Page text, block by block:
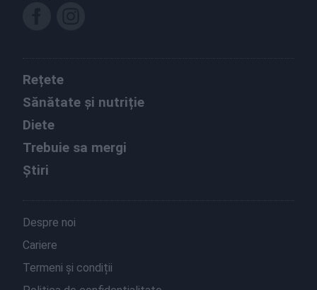
Rețete
Sănătate și nutriție
Diete
Trebuie sa mergi
Știri
Despre noi
Cariere
Termeni și condiții